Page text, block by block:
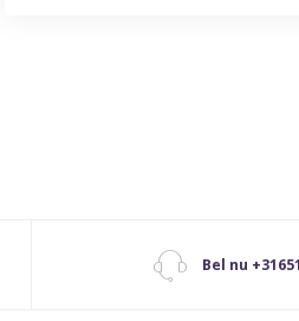
Bel nu